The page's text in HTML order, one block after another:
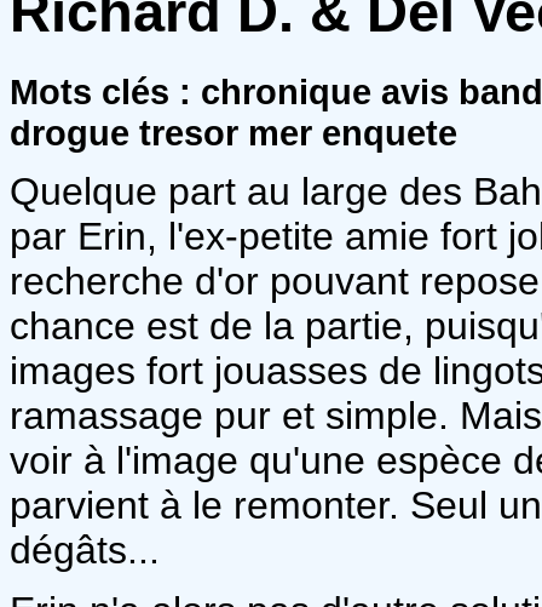
Mots clés : chronique avis
drogue tresor mer enquete
Quelque part au large des
par Erin, l'ex-petite amie fort
recherche d'or pouvant
chance est de la partie,
images fort jouasses de
ramassage pur et simple.
voir à l'image qu'une espèce
parvient à le remonter. Seul
dégâts...